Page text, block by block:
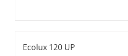
Ecolux 120 UP